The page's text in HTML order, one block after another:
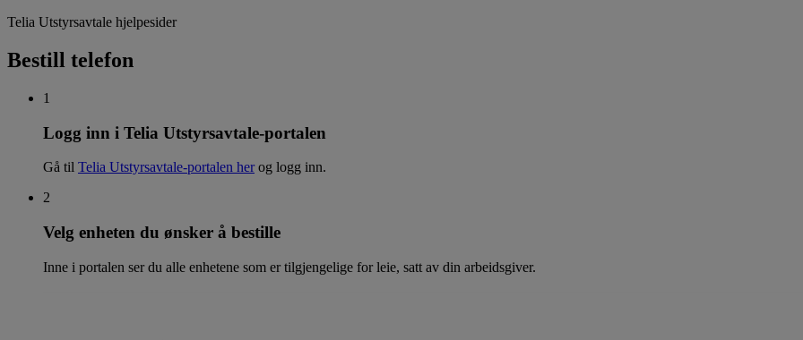
Telia Utstyrsavtale hjelpesider
Bestill telefon
1
Logg inn i Telia Utstyrsavtale-portalen
Gå til Telia Utstyrsavtale-portalen herog logg inn.
2
Velg enheten du ønsker å bestille
Inne i portalen ser du alle enhetene som er tilgjengelige for leie, satt av din arbeidsgiver.